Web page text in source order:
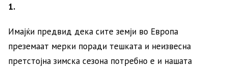
1.
Имајќи предвид дека сите земји во Европа
преземаат мерки поради тешката и неизвесна
претстојна зимска сезона потребно е и нашата